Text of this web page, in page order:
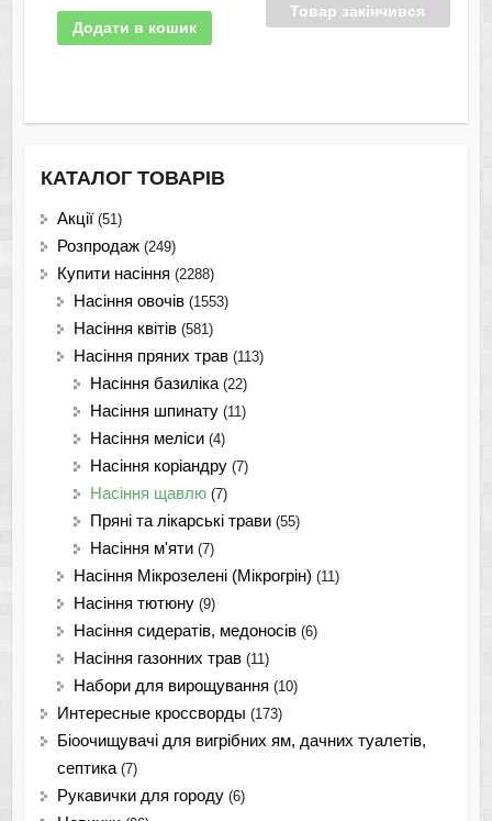
Додати в кошик
Товар закінчився
КАТАЛОГ ТОВАРІВ
Акції (51)
Розпродаж (249)
Купити насіння (2288)
Насіння овочів (1553)
Насіння квітів (581)
Насіння пряних трав (113)
Насіння базиліка (22)
Насіння шпинату (11)
Насіння меліси (4)
Насіння коріандру (7)
Насіння щавлю (7)
Пряні та лікарські трави (55)
Насіння м'яти (7)
Насіння Мікрозелені (Мікрогрін) (11)
Насіння тютюну (9)
Насіння сидератів, медоносів (6)
Насіння газонних трав (11)
Набори для вирощування (10)
Интересные кроссворды (173)
Біоочищувачі для вигрібних ям, дачних туалетів,
септика (7)
Рукавички для городу (6)